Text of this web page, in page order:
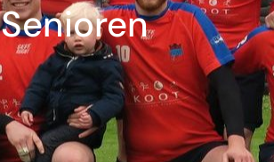
Senioren